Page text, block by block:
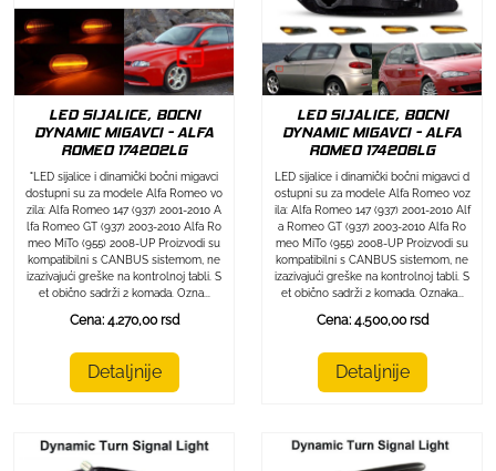
LED SIJALICE, BOCNI
DYNAMIC MIGAVCI - ALFA
ROMEO 174202LG
"LED sijalice i dinamički bočni migavci
dostupni su za modele Alfa Romeo vo
zila: Alfa Romeo 147 (937) 2001-2010 A
lfa Romeo GT (937) 2003-2010 Alfa Ro
meo MiTo (955) 2008-UP Proizvodi su
kompatibilni s CANBUS sistemom, ne
izazivajući greške na kontrolnoj tabli. S
et obično sadrži 2 komada. Ozna...
Cena: 4.270,00 rsd
Detaljnije
LED SIJALICE, BOCNI
DYNAMIC MIGAVCI - ALFA
ROMEO 174206LG
LED sijalice i dinamički bočni migavci d
ostupni su za modele Alfa Romeo voz
ila: Alfa Romeo 147 (937) 2001-2010 Alf
a Romeo GT (937) 2003-2010 Alfa Ro
meo MiTo (955) 2008-UP Proizvodi su
kompatibilni s CANBUS sistemom, ne
izazivajući greške na kontrolnoj tabli. S
et obično sadrži 2 komada. Oznaka...
Cena: 4.500,00 rsd
Detaljnije